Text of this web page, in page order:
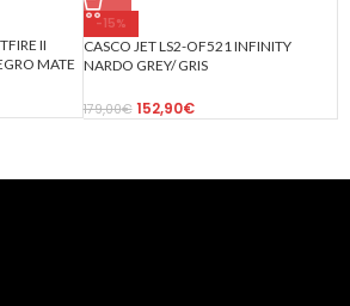
II
MATE
-15%
CASCO JET LS2-OF521 INFINITY
NARDO GREY/ GRIS
179,00€ 152,90€